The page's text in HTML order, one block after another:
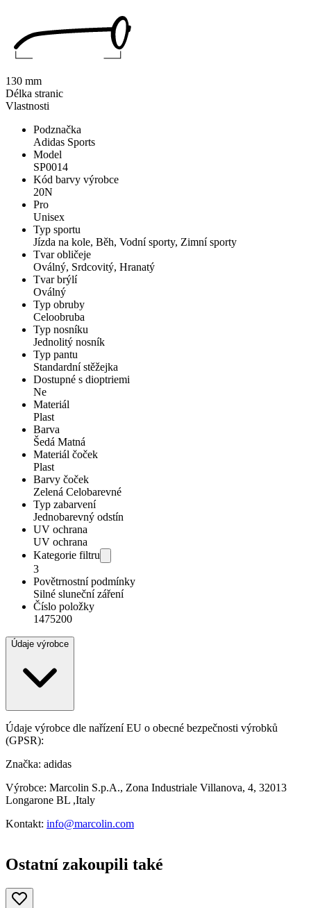
Vlastnosti
Podznačka
Adidas Sports
Model
SP0014
Kód barvy výrobce
20N
Pro
Unisex
Typ sportu
Jízda na kole, Běh, Vodní sporty, Zimní sporty
Tvar obličeje
Oválný, Srdcovitý, Hranatý
Tvar brýlí
Oválný
Typ obruby
Celoobruba
Typ nosníku
Jednolitý nosník
Typ pantu
Standardní stěžejka
Dostupné s dioptriemi
Ne
Materiál
Plast
Barva
Šedá Matná
Materiál čoček
Plast
Barvy čoček
Zelená Celobarevné
Typ zabarvení
Jednobarevný odstín
UV ochrana
UV ochrana
Kategorie filtru
3
Povětrnostní podmínky
Silné sluneční záření
Číslo položky
1475200
Údaje výrobce
Údaje výrobce dle nařízení EU o obecné bezpečnosti výrobků
(GPSR):
Značka: adidas
Výrobce: Marcolin S.p.A., Zona Industriale Villanova, 4, 32013
Longarone BL ,Italy
Kontakt: info@marcolin.com
130 mm
Délka stranic
Ostatní zakoupili také